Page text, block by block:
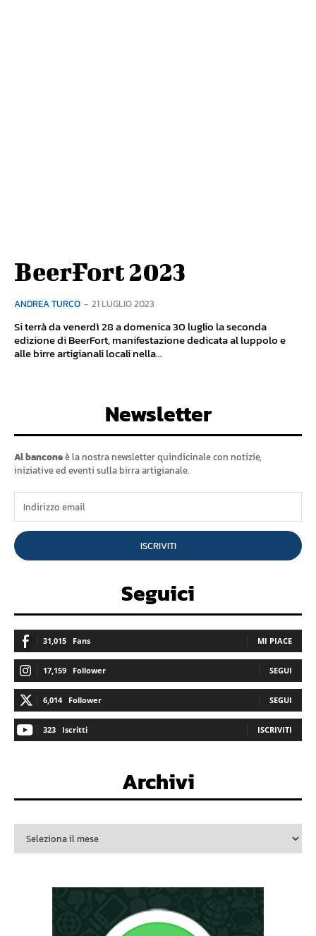
BeerFort 2023
ANDREA TURCO - 21 LUGLIO 2023
Si terrà da venerdì 28 a domenica 30 luglio la seconda
edizione di BeerFort, manifestazione dedicata al luppolo e
alle birre artigianali locali nella...
Newsletter
Al banconeè la nostra newsletter quindicinale con notizie,
iniziative ed eventi sulla birra artigianale.
ISCRIVITI
Seguici
31,015 Fans MI PIACE
17,159 Follower SEGUI
6,014 Follower SEGUI
323 Iscritti ISCRIVITI
Archivi